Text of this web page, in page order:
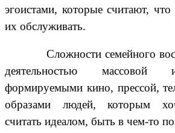
эгоистами, которые считают,
их обслуживать.
Сложности семейного
деятельностью массовой
формируемыми кино, прессой,
образами людей, которым
считать идеалом, быть в чем-то